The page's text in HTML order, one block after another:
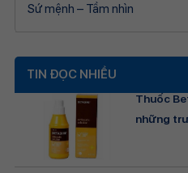
Sứ mệnh – Tầm nhìn
TIN ĐỌC NHIỀU
Thuốc
những